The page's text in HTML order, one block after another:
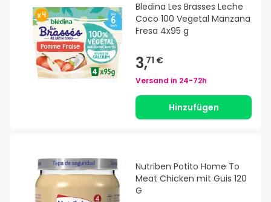
Bledina Les Brasses Leche
Coco 100 Vegetal Manzana
Fresa 4x95 g
3,71 €
Versand in 24-72h
Hinzufügen
Nutriben Potito Home To
Meat Chicken mit Guis 120
G